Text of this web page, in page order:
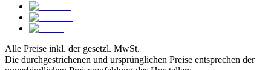
Alle Preise inkl. der gesetzl. MwSt.
Die durchgestrichenen und ursprünglichen Preise entsprechen der